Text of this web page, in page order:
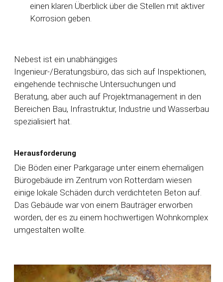
einen klaren Überblick über die Stellen mit aktiver
Korrosion geben.
Nebest ist ein unabhängiges
Ingenieur-/Beratungsbüro, das sich auf Inspektionen,
eingehende technische Untersuchungen und
Beratung, aber auch auf Projektmanagement in den
Bereichen Bau, Infrastruktur, Industrie und Wasserbau
spezialisiert hat.
Herausforderung
Die Böden einer Parkgarage unter einem ehemaligen
Bürogebäude im Zentrum von Rotterdam wiesen
einige lokale Schäden durch verdichteten Beton auf.
Das Gebäude war von einem Bauträger erworben
worden, der es zu einem hochwertigen Wohnkomplex
umgestalten wollte.